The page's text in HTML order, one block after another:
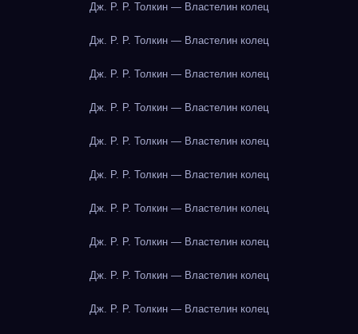
Дж. Р. Р. Толкин — Властелин колец
Дж. Р. Р. Толкин — Властелин колец
Дж. Р. Р. Толкин — Властелин колец
Дж. Р. Р. Толкин — Властелин колец
Дж. Р. Р. Толкин — Властелин колец
Дж. Р. Р. Толкин — Властелин колец
Дж. Р. Р. Толкин — Властелин колец
Дж. Р. Р. Толкин — Властелин колец
Дж. Р. Р. Толкин — Властелин колец
Дж. Р. Р. Толкин — Властелин колец